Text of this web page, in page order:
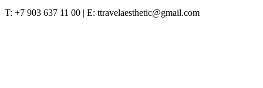
T: +7 903 637 11 00 | Е: ttravelaesthetic@gmail.com